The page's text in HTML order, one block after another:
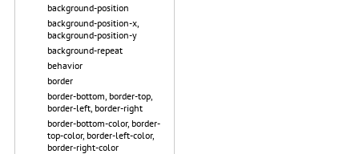
background-position
background-position-x,
background-position-y
background-repeat
behavior
border
border-bottom, border-top,
border-left, border-right
border-bottom-color, border-
top-color, border-left-color,
border-right-color